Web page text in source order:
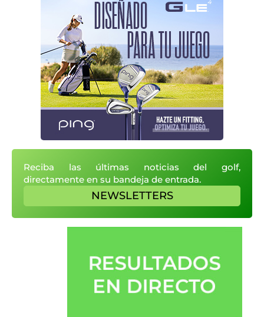
Reciba las últimas noticias del golf,
directamente en su bandeja de entrada.
NEWSLETTERS